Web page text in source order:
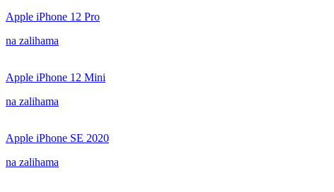
Apple iPhone 12 Pro
na zalihama
Apple iPhone 12 Mini
na zalihama
Apple iPhone SE 2020
na zalihama